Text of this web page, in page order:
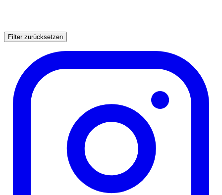
Filter zurücksetzen